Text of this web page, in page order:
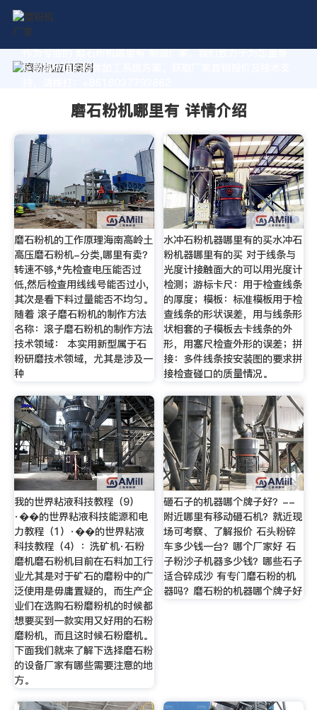
作为专业的 磨石粉机哪里有 制造厂家，我们致力于为您量身
定制高价值的粉体加工系统方案。获取厂家直销报价及技术支
磨石粉机哪里有 详情介绍
磨石粉机的工作原理海南高岭土
高压磨石粉机-分类,哪里有卖？
转速不够,*先检查电压能否过
低,然后检查用线线号能否过小,
其次是看下料过量能否不均匀。
随着 滚子磨石粉机的制作方法
名称：滚子磨石粉机的制作方法
技术领域： 本实用新型属于石
粉研磨技术领域，尤其是涉及一
种
水冲石粉机器哪里有的买水冲石
粉机器哪里有的买 对于线条与
光度计接触面大的可以用光度计
检测；游标卡尺：用于检查线条
的厚度；模板：标准模板用于检
查线条的形状误差，用与线条形
状相套的子模板去卡线条的外
形，用塞尺检查外形的误差；拼
接：多件线条按安装图的要求拼
接检查碰口的质量情况。
我的世界粘液科技教程（9）
·��的世界粘液科技能源和电
力教程（1）·��的世界粘液
科技教程（4）：洗矿机·石粉
磨机磨石粉机目前在石料加工行
业尤其是对于矿石的磨粉中的广
泛使用是毋庸置疑的，而生产企
业们在选购石粉磨粉机的时候都
想要买到一款实用又好用的石粉
磨粉机，而且这时候石粉磨机。
下面我们就来了解下选择磨石粉
的设备厂家有哪些需要注意的地
方。
砸石子的机器哪个牌子好？--
附近哪里有移动砸石机？就近现
场可考察、了解报价 石头粉碎
车多少钱一台？哪个厂家好 石
子粉沙子机器多少钱？哪些石子
适合碎成沙 有专门磨石粉的机
器吗？磨石粉的机器哪个牌子好